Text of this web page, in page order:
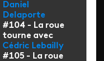
Daniel
Delaporte
#104 - La roue
tourne avec
Cédric Lebailly
#105 - La roue